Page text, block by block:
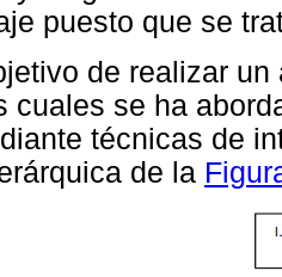
puesto que se
de realizar
cuales se ha
técnicas de
de la